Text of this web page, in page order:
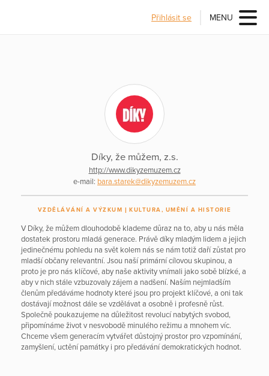
Přihlásit se MENU
Díky, že můžem, z.s.
http://www.dikyzemuzem.cz
e-mail: bara.starek@dikyzemuzem.cz
VZDĚLÁVÁNÍ A VÝZKUM KULTURA, UMĚNÍ A HISTORIE
V Díky, že můžem dlouhodobě klademe důraz na to, aby u nás měla
dostatek prostoru mladá generace. Právě díky mladým lidem a jejich
jedinečnému pohledu na svět kolem nás se nám totiž daří zůstat pro
mladší občany relevantní. Jsou naší primární cílovou skupinou, a
proto je pro nás klíčové, aby naše aktivity vnímali jako sobě blízké, a
aby v nich stále vzbuzovaly zájem a nadšení. Naším nejmladším
členům předáváme hodnoty které jsou pro projekt klíčové, a oni tak
dostávají možnost dále se vzdělávat a osobně i profesně růst.
Společně poukazujeme na důležitost revolucí nabytých svobod,
připomínáme život v nesvobodě minulého režimu a mnohem víc.
Chceme všem generacím vytvářet důstojný prostor pro vzpomínání,
zamyšlení, uctění památky i pro předávání demokratických hodnot.